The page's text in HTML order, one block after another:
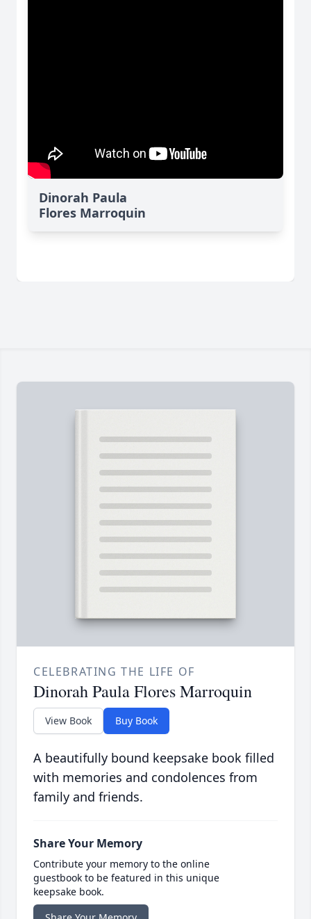
Dinorah Paula
Flores Marroquin
CELEBRATING THE LIFE OF
Dinorah Paula Flores Marroquin
View Book Buy Book
A beautifully bound keepsake book filled
with memories and condolences from
family and friends.
Share Your Memory
Contribute your memory to the online
guestbook to be featured in this unique
keepsake book.